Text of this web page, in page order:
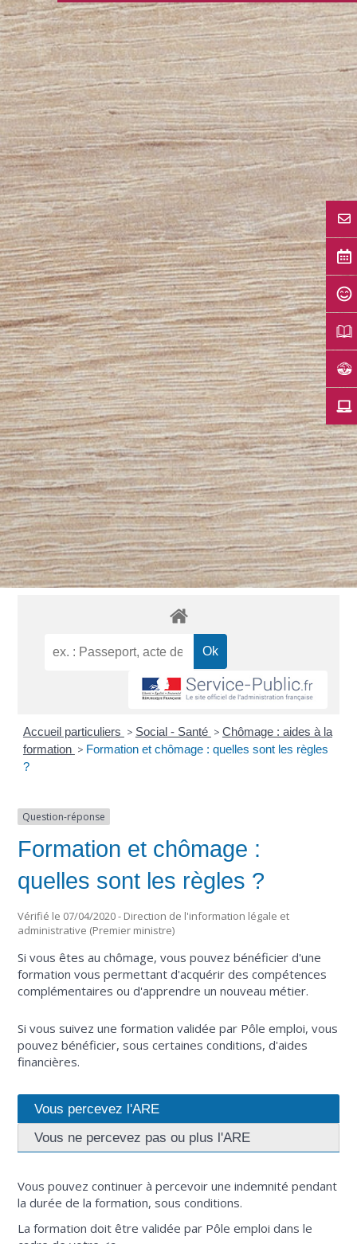
Accueil particuliers > Social - Santé > Chômage : aides à la
formation > Formation et chômage : quelles sont les règles
?
Question-réponse
Formation et chômage :
quelles sont les règles ?
Vérifié le 07/04/2020 - Direction de l'information légale et
administrative (Premier ministre)
Si vous êtes au chômage, vous pouvez bénéficier d'une
formation vous permettant d'acquérir des compétences
complémentaires ou d'apprendre un nouveau métier.
Si vous suivez une formation validée par Pôle emploi, vous
pouvez bénéficier, sous certaines conditions, d'aides
financières.
Vous percevez l'ARE
Vous ne percevez pas ou plus l'ARE
Vous pouvez continuer à percevoir une indemnité pendant
la durée de la formation, sous conditions.
La formation doit être validée par Pôle emploi dans le